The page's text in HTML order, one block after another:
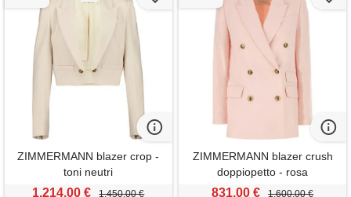
ZIMMERMANN blazer crop -
toni neutri
1.214,00 € 1.450,00 €
ZIMMERMANN blazer crush
doppiopetto - rosa
831,00 € 1.600,00 €